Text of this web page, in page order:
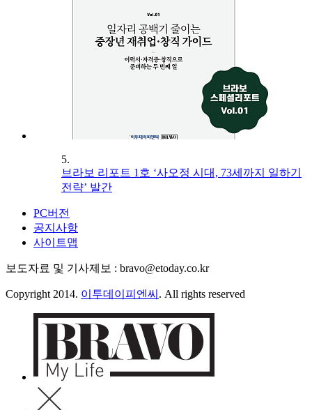
5.
브라보 리포트 1호 ‘사오정 시대, 73세까지 일하기
전략’ 발간
PC버전
공지사항
사이트맵
보도자료 및 기사제보 : bravo@etoday.co.kr
Copyright 2014. 이투데이피엔씨 . All rights reserved